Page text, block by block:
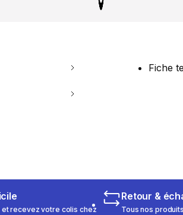
Fiche
et recevez votre colis chez
Retour &
Tous nos